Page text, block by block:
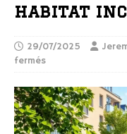
habitat
29/07/2025
fermés